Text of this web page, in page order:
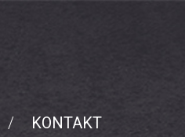
KONTAKT